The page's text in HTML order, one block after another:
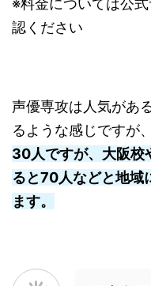
※料金については公
認ください
声優専攻は人気があ
るような感じですが、
30人ですが、大阪校
ると70人などと地域
ます。